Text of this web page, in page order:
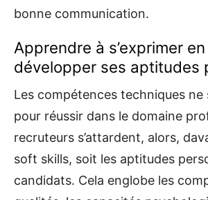
bonne communication.
Apprendre à s’exprimer
développer ses aptitudes
Les compétences techniques
pour réussir dans le domaine
recruteurs s’attardent, alors,
soft skills, soit les aptitudes
candidats. Cela englobe les